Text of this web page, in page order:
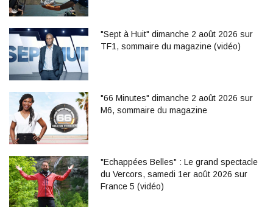
"Sept à Huit" dimanche 2 août 2026 sur
TF1, sommaire du magazine (vidéo)
"66 Minutes" dimanche 2 août 2026 sur
M6, sommaire du magazine
"Echappées Belles" : Le grand spectacle
du Vercors, samedi 1er août 2026 sur
France 5 (vidéo)